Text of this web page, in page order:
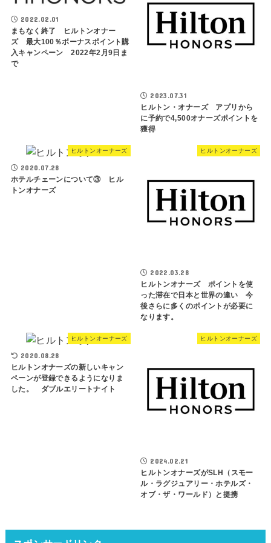
2022.02.01
まもなく終了 ヒルトンオナー
ズ 最大100％ボーナスポイント購
入キャンペーン 2022年2月9日ま
で
2023.07.31
ヒルトン・オナーズ アプリから
に予約で4,500オナーズポイントを
獲得
ヒルトンオーナーズ
2020.07.28
ホテルチェーンについて③ ヒル
トンオナーズ
ヒルトンオーナーズ
2022.03.28
ヒルトンオナーズ ポイントを使
った滞在で日本と世界の違い 今
後さらに多くのポイントが必要に
なります。
ヒルトンオーナーズ
2020.08.28
ヒルトンオナーズの新しいキャン
ペーンが登録できるようになりま
した。 ダブルエリートナイト
ヒルトンオーナーズ
2024.02.21
ヒルトンオナーズがSLH（スモー
ル・ラグジュアリー・ホテルズ・
オブ・ザ・ワールド）と提携